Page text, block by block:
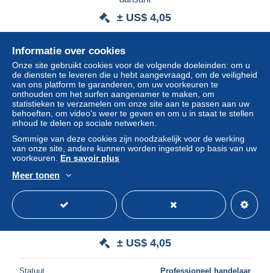
± US$ 4,05
Statuut
Nieuw
BDIP1-0017-SPECTACLE - DANSE - Des femmes vetue
± US$ 4,05
Statuut Professioneel handelaar
Informatie over cookies
Onze site gebruikt cookies voor de volgende doeleinden: om u
de diensten te leveren die u hebt aangevraagd, om de veiligheid
van ons platform te garanderen, om uw voorkeuren te
onthouden om het surfen aangenamer te maken, om
statistieken te verzamelen om onze site aan te passen aan uw
behoeften, om video's weer te geven en om u in staat te stellen
inhoud te delen op sociale netwerken.
Sommige van deze cookies zijn noodzakelijk voor de werking
van onze site, andere kunnen worden ingesteld op basis van uw
voorkeuren. En savoir plus
Meer tonen